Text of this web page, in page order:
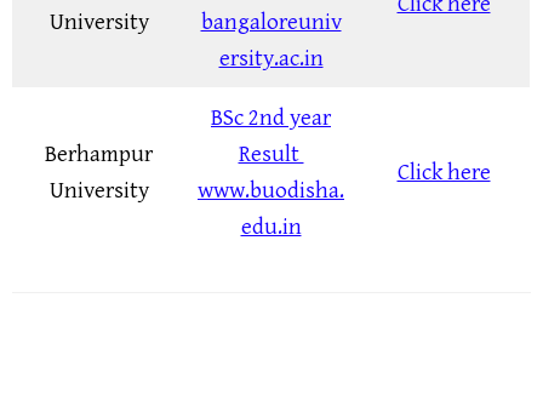
University
bangaloreuniv
ersity.ac.in
Berhampur
University
BSc 2nd year
Result
www.buodisha.
edu.in
Click here